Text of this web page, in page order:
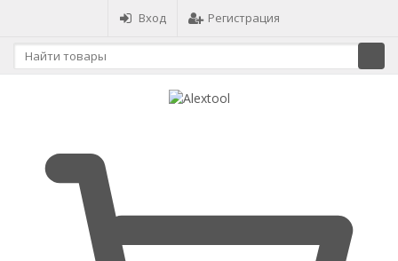
Вход Регистрация